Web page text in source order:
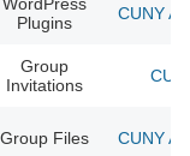
Plugins
CUNY
Group
Invitations
Group Files CUNY